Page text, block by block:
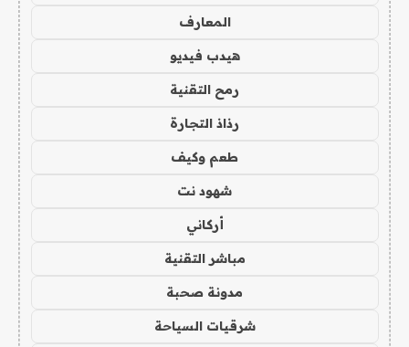
المعارف
هيدب فيديو
رمح التقنية
رذاذ التجارة
طعم وكيف
شهود نت
أركاني
مباشر التقنية
مدونة صحبة
شرقيات السياحة